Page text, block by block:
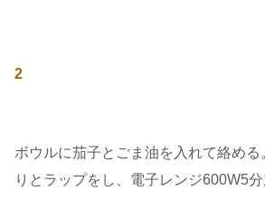
2
ボウルに茄子とごま油を入れて絡め
りとラップをし、電子レンジ600W5分